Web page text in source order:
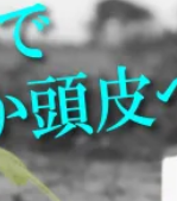
・サービス開発
・雑誌出版